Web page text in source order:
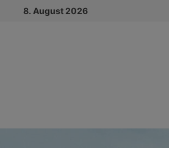
8. August 2026